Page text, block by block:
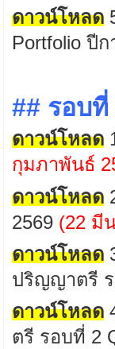
ดาวน์โหลด
Portfolio ปี
## รอบ
ดาวน์โหลด
กุมภาพันธ์
ดาวน์โหลด
2569 (22 มี
ดาวน์โหลด
ปริญญาตรี
ดาวน์โหลด
ตรี รอบที่ 2